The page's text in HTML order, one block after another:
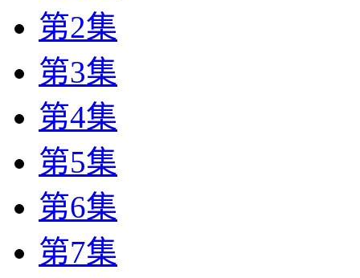
第2集
第3集
第4集
第5集
第6集
第7集